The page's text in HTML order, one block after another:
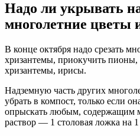
Надо ли укрывать
многолетние цветы
В конце октября надо срезать
хризантемы, приокучить
хризантемы, ирисы.
Надземную часть других
убрать в компост, только если
опрыскать любым, содержащим
раствор — 1 столовая ложка на